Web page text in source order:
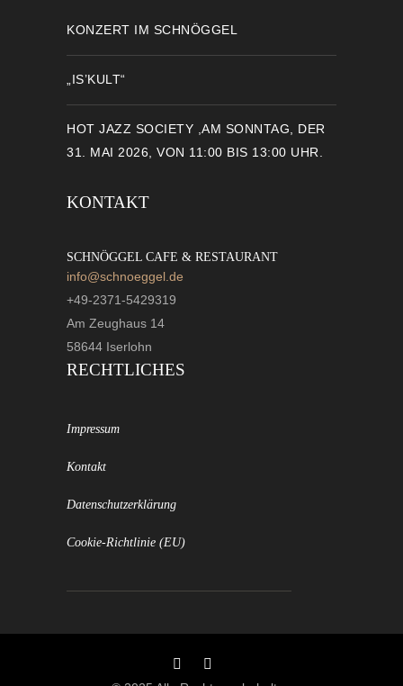
KONZERT IM SCHNÖGGEL
„IS’KULT“
HOT JAZZ SOCIETY ,AM SONNTAG, DER
31. MAI 2026, VON 11:00 BIS 13:00 UHR.
KONTAKT
SCHNÖGGEL CAFE & RESTAURANT
info@schnoeggel.de
+49-2371-5429319
Am Zeughaus 14
58644 Iserlohn
RECHTLICHES
Impressum
Kontakt
Datenschutzerklärung
Cookie-Richtlinie (EU)